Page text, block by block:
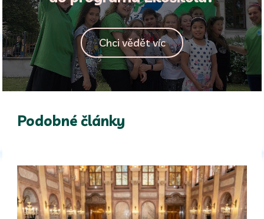
Chci vědět víc
Podobné články